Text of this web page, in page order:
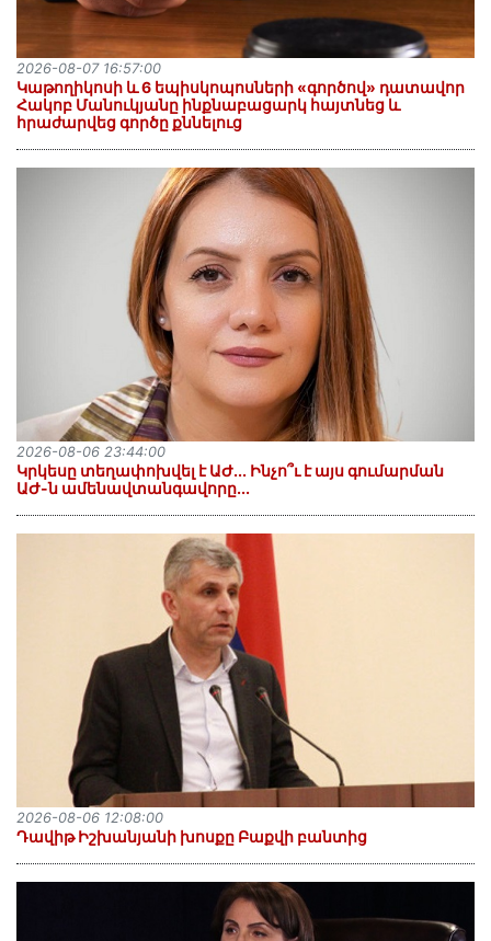
️Կաթողիկոսի և 6 եպիսկոպոսների «գործով» դատավոր
Հակոբ Մանուկյանը ինքնաբացարկ հայտնեց և
հրաժարվեց գործը քննելուց
2026-08-07 16:57:00
Կրկեսը տեղափոխվել է ԱԺ... Ինչո՞ւ է այս գումարման
ԱԺ-ն ամենավտանգավորը...
2026-08-06 23:44:00
Դավիթ Իշխանյանի խոսքը Բաքվի բանտից
2026-08-06 12:08:00